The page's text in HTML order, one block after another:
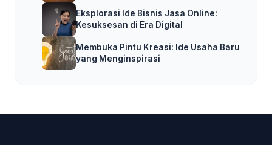
Eksplorasi Ide Bisnis Jasa Online:
Kesuksesan di Era Digital
Membuka Pintu Kreasi: Ide Usaha Baru
yang Menginspirasi